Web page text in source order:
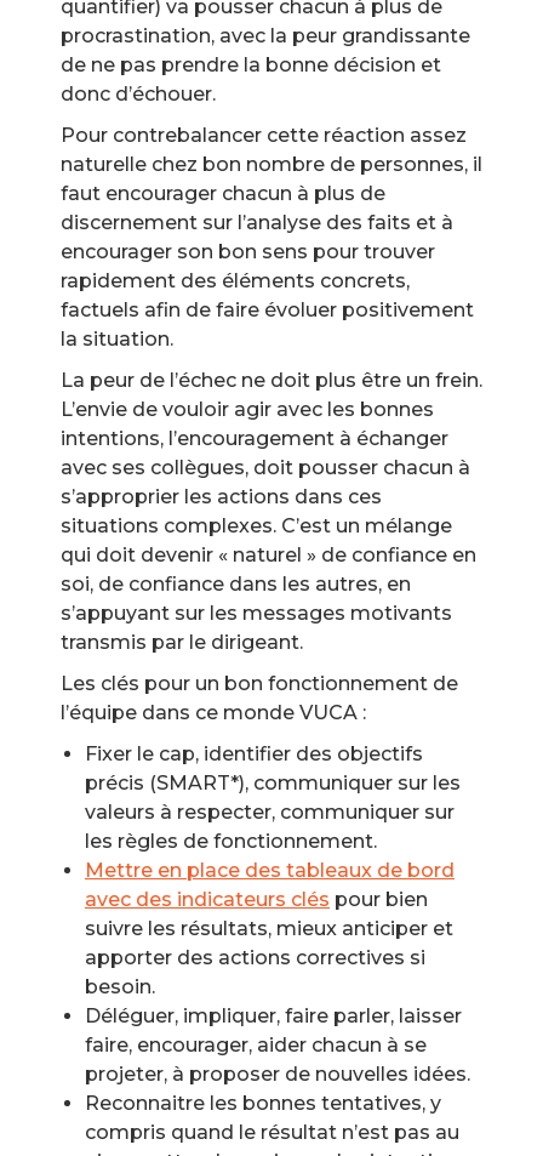
quantifier) va pousser chacun à plus de
procrastination, avec la peur grandissante
de ne pas prendre la bonne décision et
donc d’échouer.
Pour contrebalancer cette réaction assez
naturelle chez bon nombre de personnes, il
faut encourager chacun à plus de
discernement sur l’analyse des faits et à
encourager son bon sens pour trouver
rapidement des éléments concrets,
factuels afin de faire évoluer positivement
la situation.
La peur de l’échec ne doit plus être un frein.
L’envie de vouloir agir avec les bonnes
intentions, l’encouragement à échanger
avec ses collègues, doit pousser chacun à
s’approprier les actions dans ces
situations complexes. C’est un mélange
qui doit devenir « naturel » de confiance en
soi, de confiance dans les autres, en
s’appuyant sur les messages motivants
transmis par le dirigeant.
Les clés pour un bon fonctionnement de
l’équipe dans ce monde VUCA :
Fixer le cap, identifier des objectifs
précis (SMART*), communiquer sur les
valeurs à respecter, communiquer sur
les règles de fonctionnement.
Mettre en place des tableaux de bord
avec des indicateurs clés pour bien
suivre les résultats, mieux anticiper et
apporter des actions correctives si
besoin.
Déléguer, impliquer, faire parler, laisser
faire, encourager, aider chacun à se
projeter, à proposer de nouvelles idées.
Reconnaitre les bonnes tentatives, y
compris quand le résultat n’est pas au